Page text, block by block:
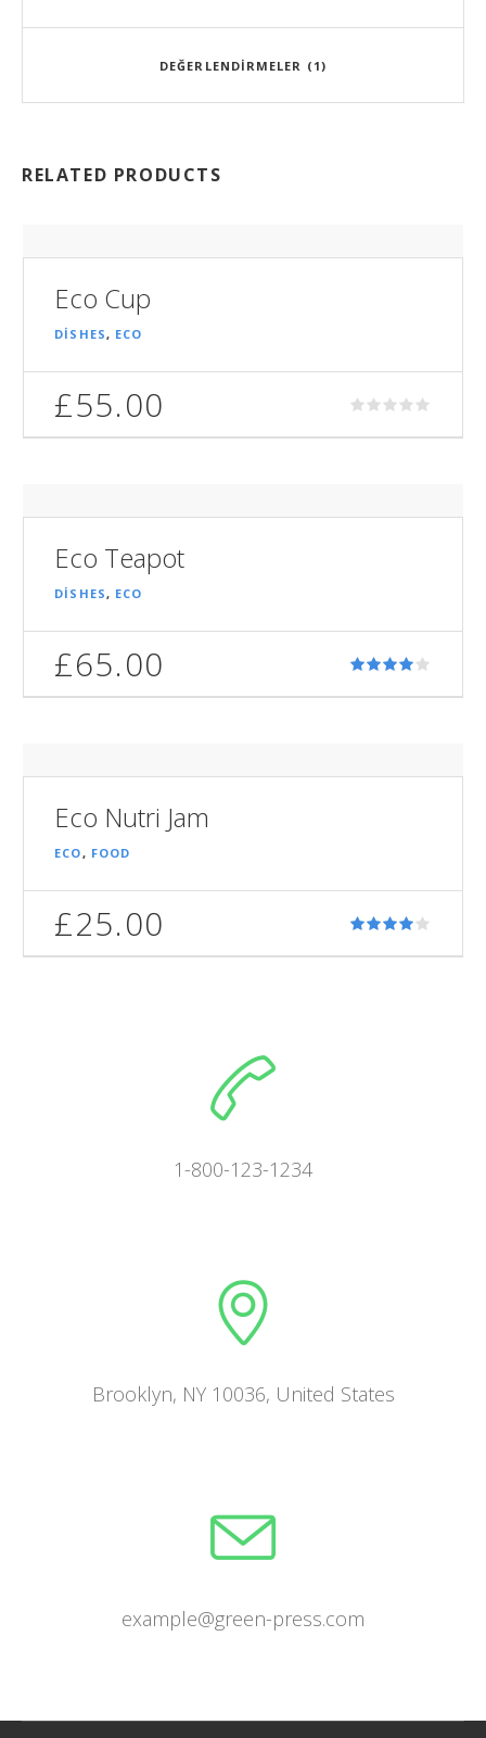
DEĞERLENDIRMELER (1)
RELATED PRODUCTS
Eco Cup
DISHES, ECO
£55.00
Eco Teapot
DISHES, ECO
£65.00
Eco Nutri Jam
ECO, FOOD
£25.00
1-800-123-1234
Brooklyn, NY 10036, United States
example@green-press.com